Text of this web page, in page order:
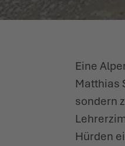
Eine
Matthias
sondern
Hürden